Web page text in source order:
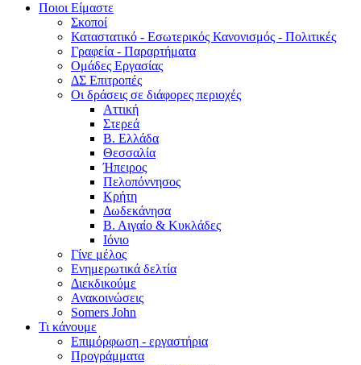
Ποιοι Είμαστε
Σκοποί
Καταστατικό - Εσωτερικός Κανονισμός - Πολιτικές
Γραφεία - Παραρτήματα
Ομάδες Εργασίας
ΔΣ Επιτροπές
Οι δράσεις σε διάφορες περιοχές
Αττική
Στερεά
Β. Ελλάδα
Θεσσαλία
Ήπειρος
Πελοπόννησος
Κρήτη
Δωδεκάνησα
Β. Αιγαίο & Κυκλάδες
Ιόνιο
Γίνε μέλος
Ενημερωτικά δελτία
Διεκδικούμε
Ανακοινώσεις
Somers John
Τι κάνουμε
Επιμόρφωση - εργαστήρια
Προγράμματα